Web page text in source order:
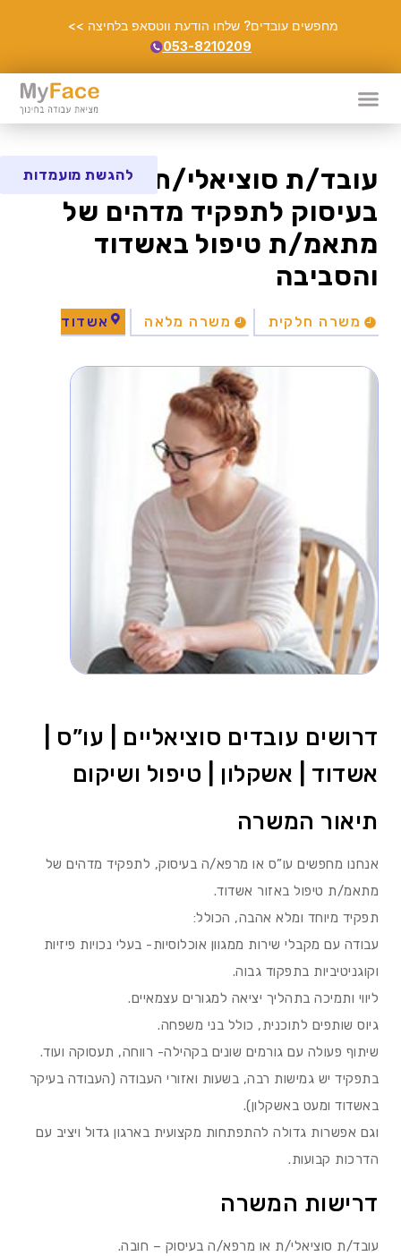
מחפשים עובדים? שלחו הודעת ווטסאפ בלחיצה >>
053-8210209
עובד/ת סוציאלי/ת / מרפא/ה
בעיסוק לתפקיד מדהים של
מתאמ/ת טיפול באשדוד
והסביבה
משרה חלקית משרה מלאה אשדוד
להגשת מועמדות
דרושים עובדים סוציאליים | עו”ס |
אשדוד | אשקלון | טיפול ושיקום
תיאור המשרה
אנחנו מחפשים עו”ס או מרפא/ה בעיסוק, לתפקיד מדהים של
מתאמ/ת טיפול באזור אשדוד.
תפקיד מיוחד ומלא אהבה, הכולל:
עבודה עם מקבלי שירות ממגוון אוכלוסיות- בעלי נכויות פיזיות
וקוגניטיביות בתפקוד גבוה.
ליווי ותמיכה בתהליך יציאה למגורים עצמאיים.
גיוס שותפים לתוכנית, כולל בני משפחה.
שיתוף פעולה עם גורמים שונים בקהילה- רווחה, תעסוקה ועוד.
בתפקיד יש גמישות רבה, בשעות ואזורי העבודה (העבודה בעיקר
באשדוד ומעט באשקלון).
וגם אפשרות גדולה להתפתחות מקצועית בארגון גדול ויציב עם
הדרכות קבועות.
דרישות המשרה
עובד/ת סוציאלי/ת או מרפא/ה בעיסוק – חובה.